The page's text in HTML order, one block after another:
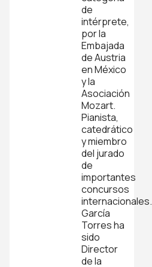
de
intérprete,
por la
Embajada
de Austria
en México
y la
Asociación
Mozart.
Pianista,
catedrático
y miembro
del jurado
de
importantes
concursos
internacionales.
García
Torres ha
sido
Director
de la